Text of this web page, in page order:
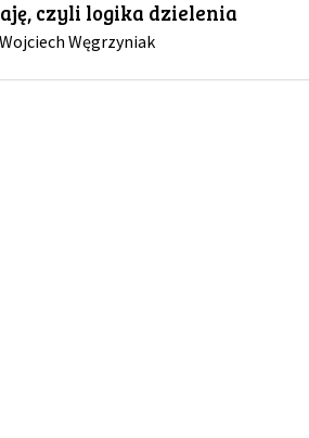
czyli logika dzielenia
Węgrzyniak